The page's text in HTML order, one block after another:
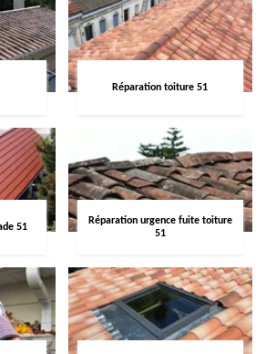
Réparation toiture 51
51
Réparation urgence fuite toiture
51